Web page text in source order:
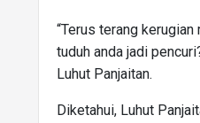
“Terus terang
tuduh anda jadi
Luhut Panjaitan.
Diketahui, Luhut